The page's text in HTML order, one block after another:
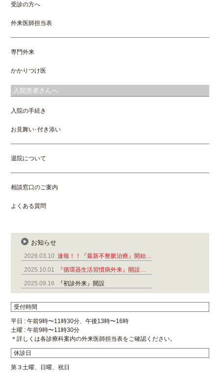
受診の方へ
外来医師担当表
専門外来
かかりつけ医
入院患者さんへ
入院の手続き
お見舞い･付き添い
退院について
相談窓口のご案内
よくある質問
お知らせ
2026.03.10 速報！！『最新不整脈治療』開始…
2025.10.01
『循環器生活習慣病外来』開設…
2025.09.16
『初診外来』開設
受付時間
平日 : 午前9時〜11時30分、午後13時〜16時
土曜 : 午前9時〜11時30分
＊詳しくは各診療科案内の外来医師担当表をご確認ください。
休診日
第３土曜、日曜、祝日